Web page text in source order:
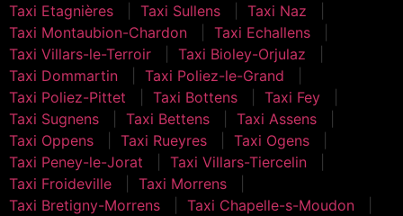
Taxi Etagnières
Taxi Sullens
Taxi Naz
Taxi Montaubion-Chardon
Taxi Echallens
Taxi Villars-le-Terroir
Taxi Bioley-Orjulaz
Taxi Dommartin
Taxi Poliez-le-Grand
Taxi Poliez-Pittet
Taxi Bottens
Taxi Fey
Taxi Sugnens
Taxi Bettens
Taxi Assens
Taxi Oppens
Taxi Rueyres
Taxi Ogens
Taxi Peney-le-Jorat
Taxi Villars-Tiercelin
Taxi Froideville
Taxi Morrens
Taxi Bretigny-Morrens
Taxi Chapelle-s-Moudon